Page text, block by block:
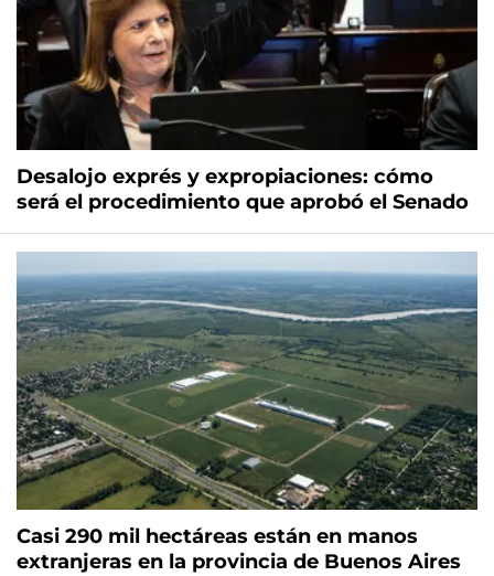
Desalojo exprés y expropiaciones: cómo
será el procedimiento que aprobó el Senado
Casi 290 mil hectáreas están en manos
extranjeras en la provincia de Buenos Aires